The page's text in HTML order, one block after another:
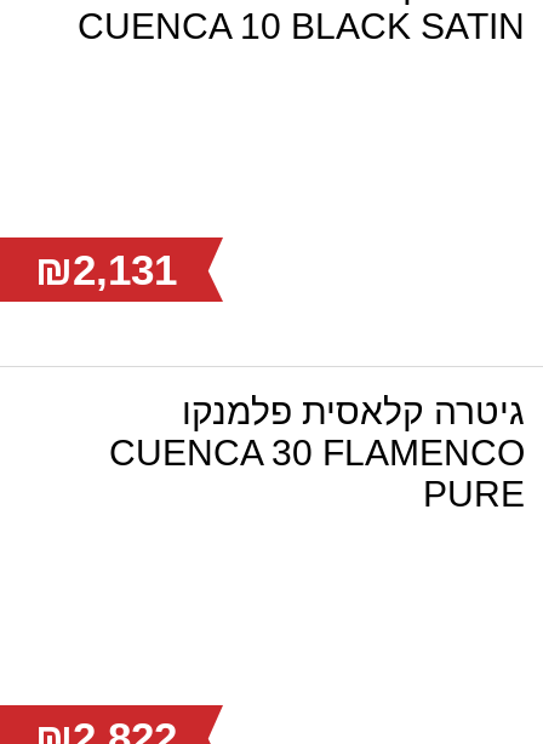
CUENCA 10 BLACK SATIN
₪2,131
גיטרה קלאסית פלמנקו
CUENCA 30 FLAMENCO
PURE